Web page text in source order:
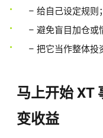
– 给自己设定规则；
– 避免盲目加仓或
– 把它当作整体投
马上开始 XT
变收益